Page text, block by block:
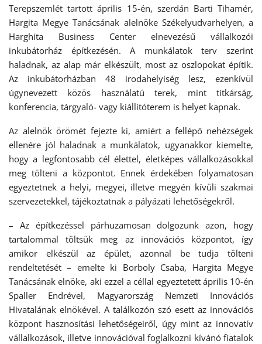
Terepszemlét tartott április 15-én, szerdán Barti Tihamér,
Hargita Megye Tanácsának alelnöke Székelyudvarhelyen, a
Harghita Business Center elnevezésű vállalkozói
inkubátorház építkezésén. A munkálatok terv szerint
haladnak, az alap már elkészült, most az oszlopokat építik.
Az inkubátorházban 48 irodahelyiség lesz, ezenkívül
úgynevezett közös használatú terek, mint titkárság,
konferencia, tárgyaló- vagy kiállítóterem is helyet kapnak.
Az alelnök örömét fejezte ki, amiért a fellépő nehézségek
ellenére jól haladnak a munkálatok, ugyanakkor kiemelte,
hogy a legfontosabb cél élettel, életképes vállalkozásokkal
meg tölteni a központot. Ennek érdekében folyamatosan
egyeztetnek a helyi, megyei, illetve megyén kívüli szakmai
szervezetekkel, tájékoztatnak a pályázati lehetőségekről.
– Az építkezéssel párhuzamosan dolgozunk azon, hogy
tartalommal töltsük meg az innovációs központot, így
amikor elkészül az épület, azonnal be tudja tölteni
rendeltetését – emelte ki Borboly Csaba, Hargita Megye
Tanácsának elnöke, aki ezzel a céllal egyeztetett április 10-én
Spaller Endrével, Magyarország Nemzeti Innovációs
Hivatalának elnökével. A találkozón szó esett az innovációs
központ hasznosítási lehetőségeiről, úgy mint az innovatív
vállalkozások, illetve innovációval foglalkozni kívánó fiatalok